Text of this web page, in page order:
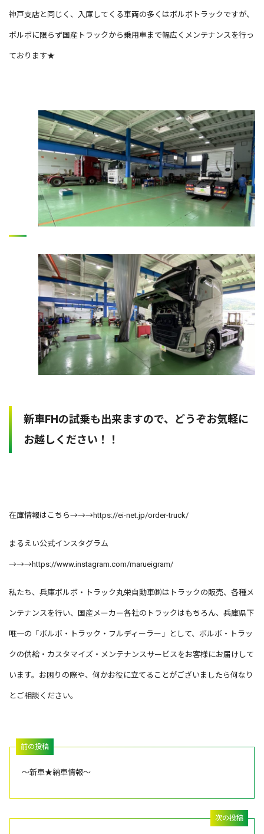
神戸支店と同じく、入庫してくる車両の多くはボルボトラックですが、
ボルボに限らず国産トラックから乗用車まで幅広くメンテナンスを行っ
ております★
新車FHの試乗も出来ますので、どうぞお気軽に
お越しください！！
在庫情報はこちら→→→https://ei-net.jp/order-truck/
まるえい公式インスタグラム
→→→https://www.instagram.com/marueigram/
私たち、兵庫ボルボ・トラック丸栄自動車㈱はトラックの販売、各種メ
ンテナンスを行い、国産メーカー各社のトラックはもちろん、兵庫県下
唯一の「ボルボ・トラック・フルディーラー」として、ボルボ・トラッ
クの供給・カスタマイズ・メンテナンスサービスをお客様にお届けして
います。お困りの際や、何かお役に立てることがございましたら何なり
とご相談ください。
～新車★納車情報～